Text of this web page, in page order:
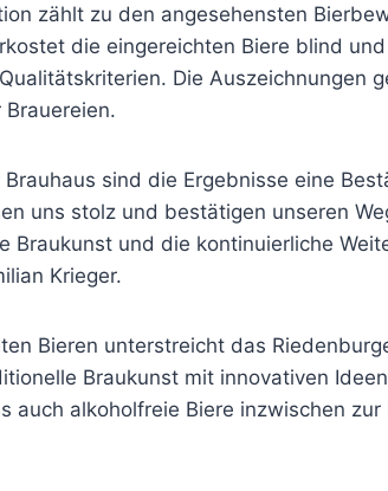
zählt zu den angesehensten
die eingereichten Biere blind
Die Auszeichnungen
sind die Ergebnisse eine
uns stolz und bestätigen unseren
Braukunst und die kontinuierliche
Krieger.
Bieren unterstreicht das
Braukunst mit innovativen
auch alkoholfreie Biere inzwischen zur